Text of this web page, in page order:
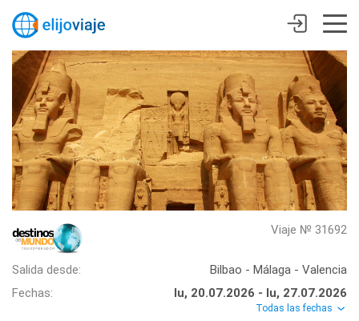
Viaje № 31692
Salida desde:
Bilbao - Málaga - Valencia
Fechas:
lu, 20.07.2026 - lu, 27.07.2026
Todas las fechas